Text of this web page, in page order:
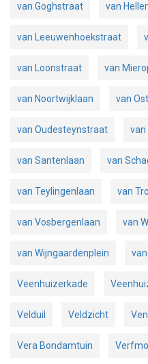
van Goghstraat van
van Leeuwenhoekstraat
van Loonstraat van
van Noortwijklaan van
van Oudesteynstraat van
van Santenlaan van
van Teylingenlaan van
van Vosbergenlaan van
van Wijngaardenplein
Veenhuizerkade
Velduil Veldzicht
Vera Bondamtuin